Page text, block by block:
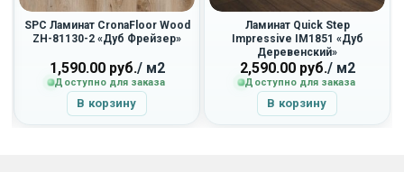
SPC Ламинат CronaFloor Wood
ZH-81130-2 «Дуб Фрейзер»
1,590.00руб./ м2
Доступно для заказа
В корзину
Ламинат Quick Step
Impressive IM1851 «Дуб
Деревенский»
2,590.00руб./ м2
Доступно для заказа
В корзину